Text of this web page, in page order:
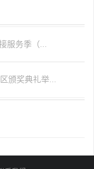
服务季（...
颁奖典礼举...